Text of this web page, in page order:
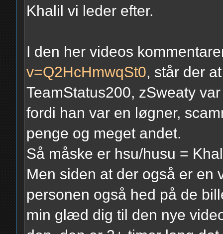
Khalil vi leder efter.
I den her videos
v=Q2HcHmwqSt0, står der
TeamStatus200, zSweaty
fordi han var en løgner,
penge og meget andet.
Så måske er hsu/husu =
Men siden at der også er en
personen også hed på de
min glæd dig til den nye